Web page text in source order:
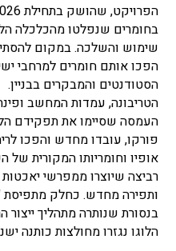
בחומרים שנפלטו מהכלכלה
שימוש והשלכה. במקום
הפכו אותם חומרים למרחבי
הסטודנטים והמבקרים בבניין.
הטריבונה, עמדות המחשב
העמסה שסיימו את תפקידם
פורקו, עובדו מחדש והפכו
אופיו וחומריותו המקורית
רביצה שיוצרו ממפרשי
ותפירה מחדש. כחלק מתפיסת
בנסורת שנותרה מתהליך
הלוגו נגזרו מחולצות כותנה